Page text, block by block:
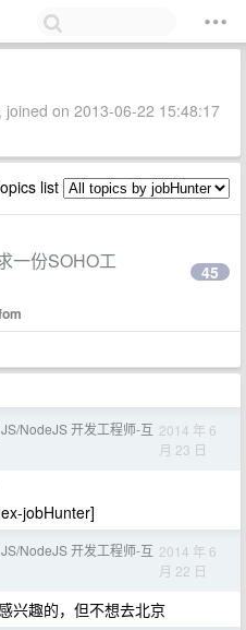
joined on 2013-06-22 15:48:17
list
一份SOHO工
45
NodeJS 开发工程师-互 2014 年 6
月 23 日
jobHunter]
NodeJS 开发工程师-互 2014 年 6
月 22 日
兴趣的，但不想去北京